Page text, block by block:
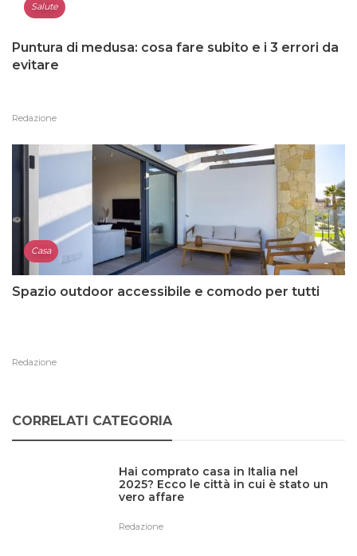
Salute
Puntura di medusa: cosa fare subito e i 3 errori da
evitare
Redazione
Casa
Spazio outdoor accessibile e comodo per tutti
Redazione
CORRELATI CATEGORIA
Hai comprato casa in Italia nel
2025? Ecco le città in cui è stato un
vero affare
Redazione